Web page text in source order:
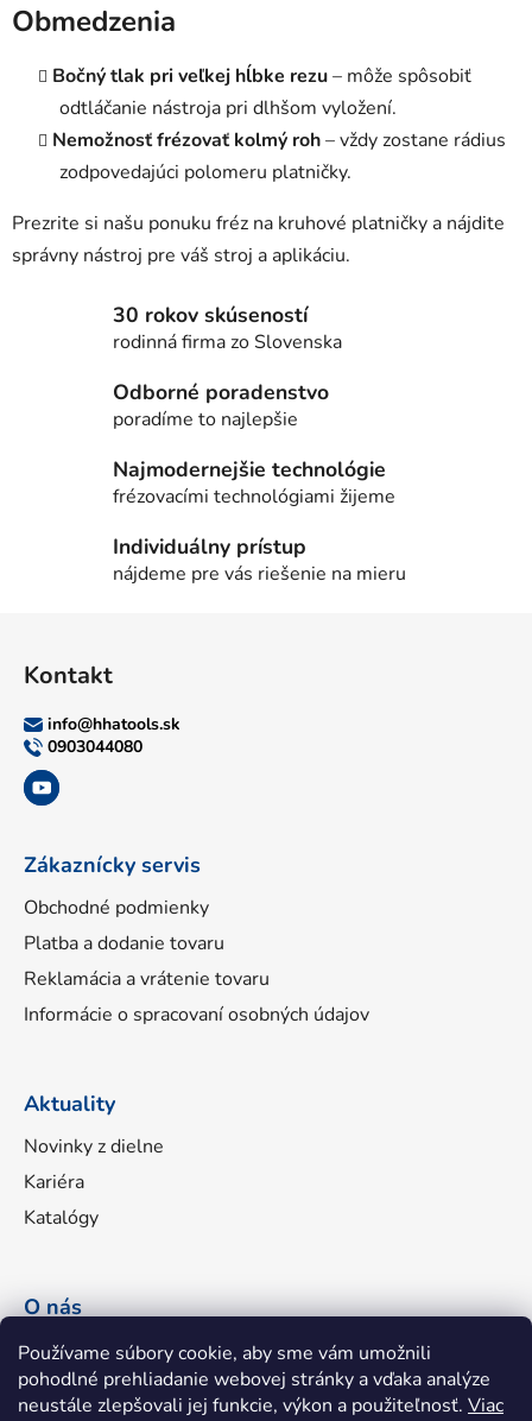
Používame súbory cookie, aby sme vám umožnili
pohodlné prehliadanie webovej stránky a vďaka analýze
neustále zlepšovali jej funkcie, výkon a použiteľnosť. Viac
Obmedzenia
Bočný tlak pri veľkej hĺbke rezu– môže spôsobiť
odtláčanie nástroja pri dlhšom vyložení.
Nemožnosť frézovať kolmý roh– vždy zostane rádius
zodpovedajúci polomeru platničky.
Prezrite si našu ponuku fréz na kruhové platničky a nájdite
správny nástroj pre váš stroj a aplikáciu.
30 rokov skúseností
rodinná firma zo Slovenska
Odborné poradenstvo
poradíme to najlepšie
Najmodernejšie technológie
frézovacími technológiami žijeme
Individuálny prístup
nájdeme pre vás riešenie na mieru
Kontakt
info@hhatools.sk
0903044080
Zákaznícky servis
Obchodné podmienky
Platba a dodanie tovaru
Reklamácia a vrátenie tovaru
Informácie o spracovaní osobných údajov
Aktuality
Novinky z dielne
Kariéra
Katalógy
O nás
Náš príbeh
Portfólio značiek